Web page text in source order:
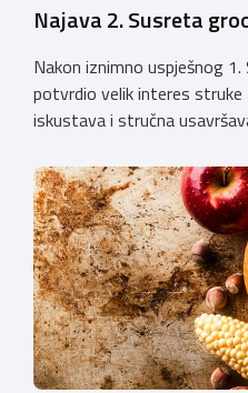
Najava 2. Susreta
Nakon iznimno uspješnog
potvrdio velik interes struke
iskustava i stručna
komora organizira 2.
održati 12. rujna u
velesajmu. Susret će i ove
stručnjake i zaljubljenike u
[…]